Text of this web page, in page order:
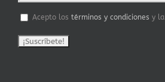
Acepto los términos y condiciones y la